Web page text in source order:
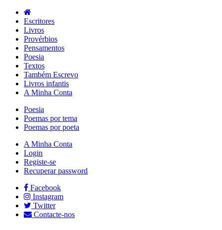
Escritores
Livros
Provérbios
Pensamentos
Poesia
Textos
Também Escrevo
Livros infantis
A Minha Conta
Poesia
Poemas por tema
Poemas por poeta
A Minha Conta
Login
Registe-se
Recuperar password
Facebook
Instagram
Twitter
Contacte-nos